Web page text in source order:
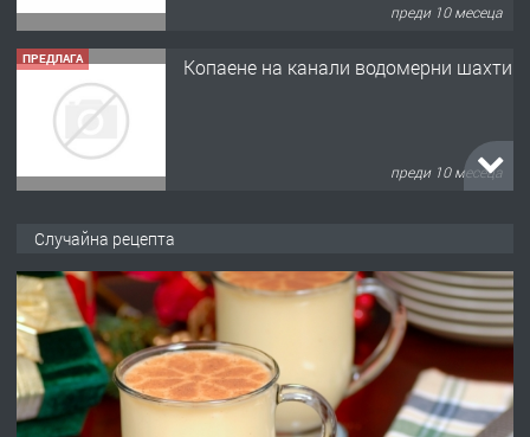
преди 10 месеца
ПРЕДЛАГА Копаене на канали водомерни шахти
преди 10 месеца
преди 11 месеца
ПРЕДЛАГА
Отпушване на канали тоалетни
вертикални щрангове
Случайна рецепта